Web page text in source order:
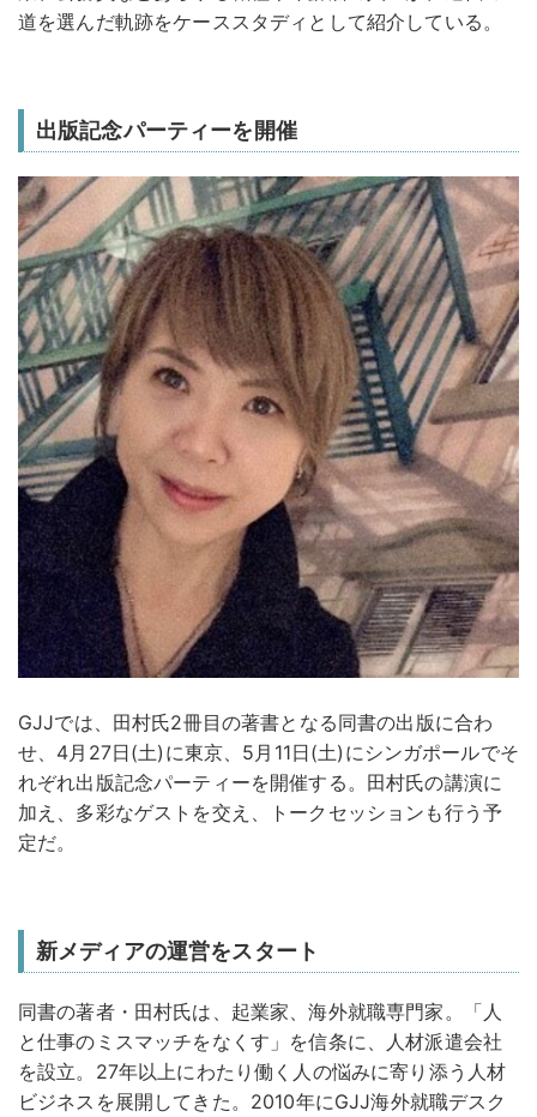
道を選んだ軌跡をケーススタディとして紹介している。
出版記念パーティーを開催
GJJでは、田村氏2冊目の著書となる同書の出版に合わ
せ、4月27日(土)に東京、5月11日(土)にシンガポールでそ
れぞれ出版記念パーティーを開催する。田村氏の講演に
加え、多彩なゲストを交え、トークセッションも行う予
定だ。
新メディアの運営をスタート
同書の著者・田村氏は、起業家、海外就職専門家。「人
と仕事のミスマッチをなくす」を信条に、人材派遣会社
を設立。27年以上にわたり働く人の悩みに寄り添う人材
ビジネスを展開してきた。2010年にGJJ海外就職デスク